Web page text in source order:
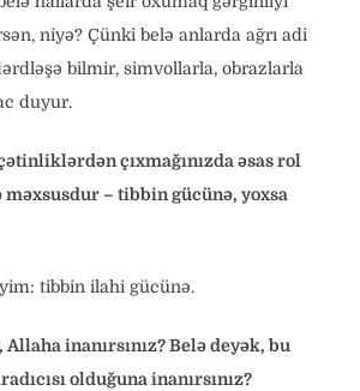
niyə? Çünki belə anlarda ağrı adi
bilmir, simvollarla, obrazlarla
duyur.
çıxmağınızda əsas rol
məxsusdur – tibbin gücünə, yoxsa
tibbin ilahi gücünə.
inanırsınız? Belə deyək, bu
olduğuna inanırsınız?